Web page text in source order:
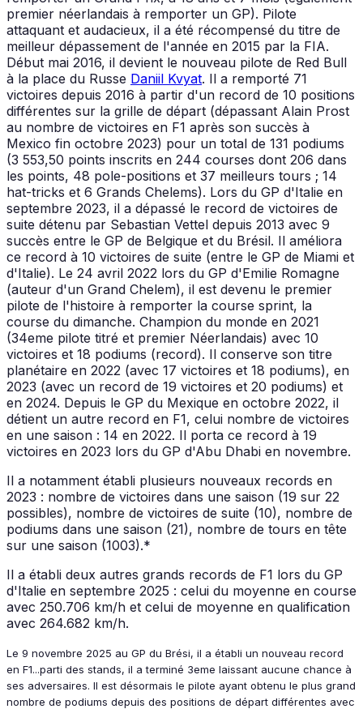
premier néerlandais à remporter un GP). Pilote
attaquant et audacieux, il a été récompensé du titre de
meilleur dépassement de l'année en 2015 par la FIA.
Début mai 2016, il devient le nouveau pilote de Red Bull
à la place du Russe Daniil Kvyat. Il a remporté 71
victoires depuis 2016 à partir d'un record de 10 positions
différentes sur la grille de départ (dépassant Alain Prost
au nombre de victoires en F1 après son succès à
Mexico fin octobre 2023) pour un total de 131 podiums
(3 553,50 points inscrits en 244 courses dont 206 dans
les points, 48 pole-positions et 37 meilleurs tours ; 14
hat-tricks et 6 Grands Chelems). Lors du GP d'Italie en
septembre 2023, il a dépassé le record de victoires de
suite détenu par Sebastian Vettel depuis 2013 avec 9
succès entre le GP de Belgique et du Brésil. Il améliora
ce record à 10 victoires de suite (entre le GP de Miami et
d'Italie). Le 24 avril 2022 lors du GP d'Emilie Romagne
(auteur d'un Grand Chelem), il est devenu le premier
pilote de l'histoire à remporter la course sprint, la
course du dimanche. Champion du monde en 2021
(34eme pilote titré et premier Néerlandais) avec 10
victoires et 18 podiums (record). Il conserve son titre
planétaire en 2022 (avec 17 victoires et 18 podiums), en
2023 (avec un record de 19 victoires et 20 podiums) et
en 2024. Depuis le GP du Mexique en octobre 2022, il
détient un autre record en F1, celui nombre de victoires
en une saison : 14 en 2022. Il porta ce record à 19
victoires en 2023 lors du GP d'Abu Dhabi en novembre.
Il a notamment établi plusieurs nouveaux records en
2023 : nombre de victoires dans une saison (19 sur 22
possibles), nombre de victoires de suite (10), nombre de
podiums dans une saison (21), nombre de tours en tête
sur une saison (1003).*
Il a établi deux autres grands records de F1 lors du GP
d'Italie en septembre 2025 : celui du moyenne en course
avec 250.706 km/h et celui de moyenne en qualification
avec 264.682 km/h.
Le 9 novembre 2025 au GP du Brési, il a établi un nouveau record
en F1...parti des stands, il a terminé 3eme laissant aucune chance à
ses adversaires. Il est désormais le pilote ayant obtenu le plus grand
nombre de podiums depuis des positions de départ différentes avec